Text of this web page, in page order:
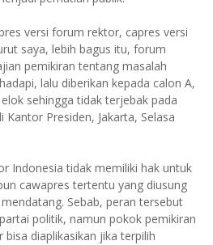
versi forum rektor, capres versi
saya, lebih bagus itu, forum
pemikiran tentang masalah
lalu diberikan kepada calon A,
sehingga tidak terjebak pada
Presiden, Jakarta, Selasa
Indonesia tidak memiliki hak untuk
cawapres tertentu yang diusung
Sebab, peran tersebut
politik, namun pokok pemikiran
diaplikasikan jika terpilih